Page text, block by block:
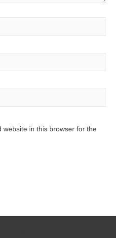
website in this browser for the